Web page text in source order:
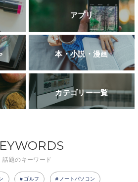
アプリ
本・小説・漫画
カテゴリー一覧
話題のキーワード
ゴルフ ノートパソコン